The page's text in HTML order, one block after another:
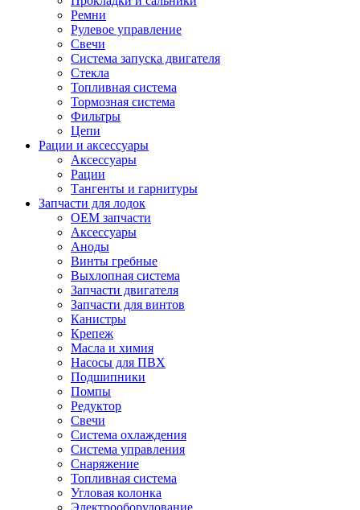
Ремни
Рулевое управление
Свечи
Система запуска двигателя
Стекла
Топливная система
Тормозная система
Фильтры
Цепи
Рации и аксессуары
Аксессуары
Рации
Тангенты и гарнитуры
Запчасти для лодок
OEM запчасти
Аксессуары
Аноды
Винты гребные
Выхлопная система
Запчасти двигателя
Запчасти для винтов
Канистры
Крепеж
Масла и химия
Насосы для ПВХ
Подшипники
Помпы
Редуктор
Свечи
Система охлаждения
Система управления
Снаряжение
Топливная система
Угловая колонка
Электрооборудование